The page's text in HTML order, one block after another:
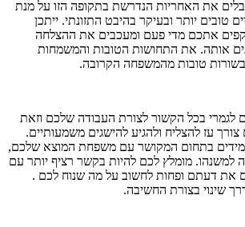
את האחריות הנדרשת בתקופה הזו על מנת
טובים יותר ובעיקר בהיבט התזונתי. ייתכן
אתכם מדי פעם ומעכבים את ההצלחה
אותה. את התחושות הטובות והמשמחות
טובות מהמשפחה הקרובה.
לגמרי בכל הקשור לצורת העבודה שלכם וזאת
עז להצליח ולהגיע להישגים משמעותיים.
בתחום המקושר עם משפחת המוצא שלכם,
למשנהו. מומלץ לכם להיות בקשר רציף יותר עם
את דעתם ופחות לחשוב על מה שנוח לכם .
שינוי בצורת החשיבה.